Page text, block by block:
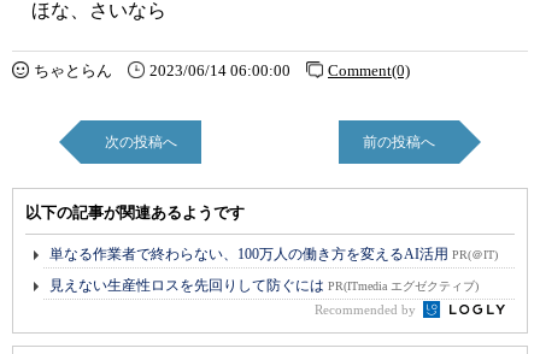
ほな、さいなら
ちゃとらん 2023/06/14 06:00:00 Comment(0)
次の投稿へ 前の投稿へ
以下の記事が関連あるようです
単なる作業者で終わらない、100万人の働き方を変えるAI活用 PR(＠IT)
見えない生産性ロスを先回りして防ぐには PR(ITmedia エグゼクティブ)
Recommended by